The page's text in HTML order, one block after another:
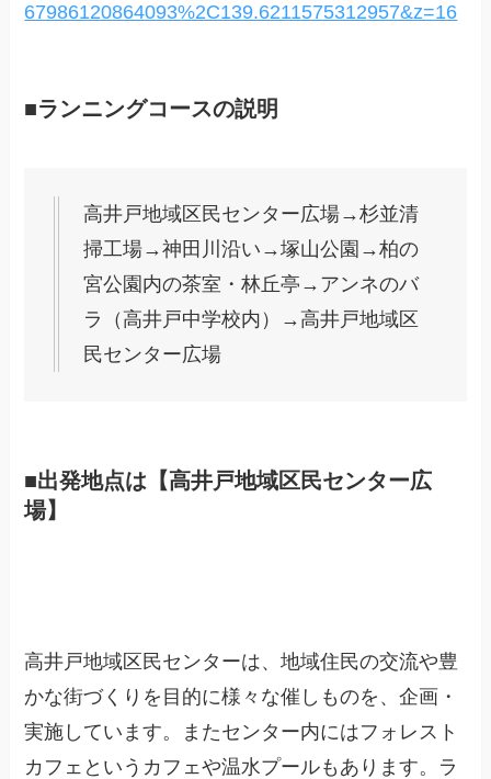
67986120864093%2C139.6211575312957&z=16
■ランニングコースの説明
高井戸地域区民センター広場→杉並清
掃工場→神田川沿い→塚山公園→柏の
宮公園内の茶室・林丘亭→アンネのバ
ラ（高井戸中学校内）→高井戸地域区
民センター広場
■出発地点は【高井戸地域区民センター広
場】
高井戸地域区民センターは、地域住民の交流や豊
かな街づくりを目的に様々な催しものを、企画・
実施しています。またセンター内にはフォレスト
カフェというカフェや温水プールもあります。ラ